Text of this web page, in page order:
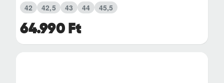
64.990 Ft
42 42,5 43 44 45,5